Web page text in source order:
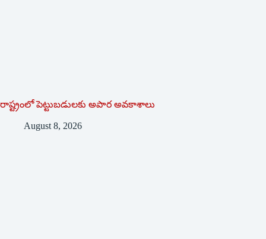
రాష్ట్రంలో పెట్టుబడులకు అపార అవకాశాలు
August 8, 2026